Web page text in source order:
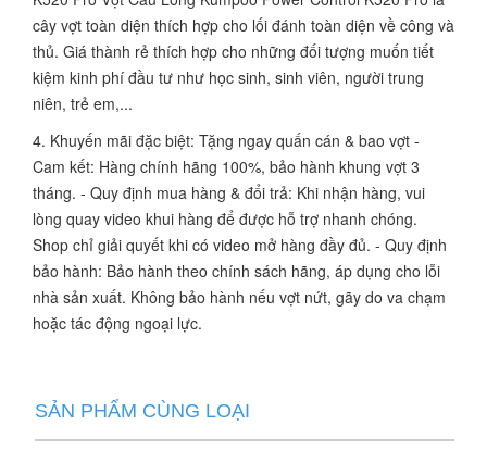
cây vợt toàn diện thích hợp cho lối đánh toàn diện về công và
thủ. Giá thành rẻ thích hợp cho những đối tượng muốn tiết
kiệm kinh phí đầu tư như học sinh, sinh viên, người trung
niên, trẻ em,...
4. Khuyến mãi đặc biệt: Tặng ngay quấn cán & bao vợt -
Cam kết: Hàng chính hãng 100%, bảo hành khung vợt 3
tháng. - Quy định mua hàng & đổi trả: Khi nhận hàng, vui
lòng quay video khui hàng để được hỗ trợ nhanh chóng.
Shop chỉ giải quyết khi có video mở hàng đầy đủ. - Quy định
bảo hành: Bảo hành theo chính sách hãng, áp dụng cho lỗi
nhà sản xuất. Không bảo hành nếu vợt nứt, gãy do va chạm
hoặc tác động ngoại lực.
SẢN PHẨM CÙNG LOẠI